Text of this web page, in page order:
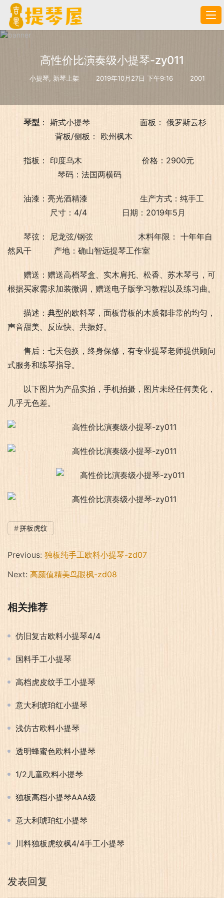
高性价比演奏级小提琴-zy011
小提琴 新琴上架 2019年10月27日 下午9:16 2001
琴型 ： 斯式小提琴                    面板： 俄罗斯云杉
背板/侧板： 欧州枫木
指板： 印度乌木                        价格：2900元
琴码：法国两横码
油漆：亮光酒精漆                     生产方式：纯手工
尺寸：4/4              日期：2019年5月
琴弦： 尼龙弦/钢弦                  木料年限： 十年年自
然风干         产地：确山智远提琴工作室
赠送：赠送高档琴盒、实木肩托、松香、苏木琴弓，可
根据买家需求加装微调，赠送电子版学习教程以及练习曲。
描述：典型的欧料琴，面板背板的木质都非常的均匀，
声音甜美、反应快、共振好。
售后：七天包换，终身保修，有专业提琴老师提供顾问
式服务和练琴指导。
以下图片为产品实拍，手机拍摄，图片未经任何美化，
几乎无色差。
拼板虎纹
Previous: 独板纯手工欧料小提琴-zd07
Next: 高颜值精美鸟眼枫-zd08
相关推荐
仿旧复古欧料小提琴4/4
国料手工小提琴
高档虎皮纹手工小提琴
意大利琥珀红小提琴
浅仿古欧料小提琴
透明蜂蜜色欧料小提琴
1/2儿童欧料小提琴
独板高档小提琴AAA级
意大利琥珀红小提琴
川料独板虎纹枫4/4手工小提琴
发表回复